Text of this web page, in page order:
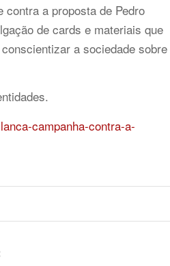
a proposta de Pedro
de cards e materiais que
a sociedade sobre
campanha-contra-a-